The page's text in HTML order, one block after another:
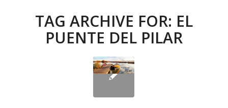
TAG ARCHIVE FOR: EL
PUENTE DEL PILAR